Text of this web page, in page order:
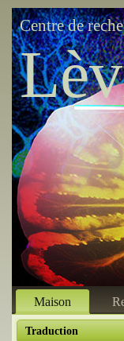
Centre de
Maison
Traduction